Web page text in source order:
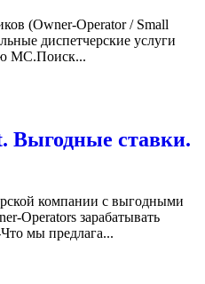
(Owner-Operator / Small
диспетчерские услуги
MC.Поиск...
Выгодные ставки.
компании с выгодными
Operators зарабатывать
мы предлага...